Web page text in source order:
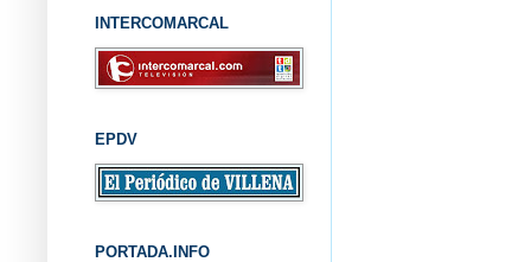
INTERCOMARCAL
EPDV
PORTADA.INFO